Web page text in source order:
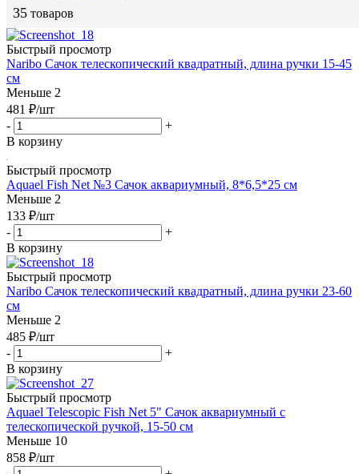
35 товаров
Быстрый просмотр
Naribo Сачок телескопический квадратный, длина ручки 15-45
см
Меньше 2
481 ₽/шт
-
+
В корзину
Быстрый просмотр
Aquael Fish Net №3 Сачок аквариумный, 8*6,5*25 см
Меньше 2
133 ₽/шт
-
+
В корзину
Быстрый просмотр
Naribo Сачок телескопический квадратный, длина ручки 23-60
см
Меньше 2
485 ₽/шт
-
+
В корзину
Быстрый просмотр
Aquael Telescopic Fish Net 5" Сачок аквариумный с
телескопической ручкой, 15-50 см
Меньше 10
858 ₽/шт